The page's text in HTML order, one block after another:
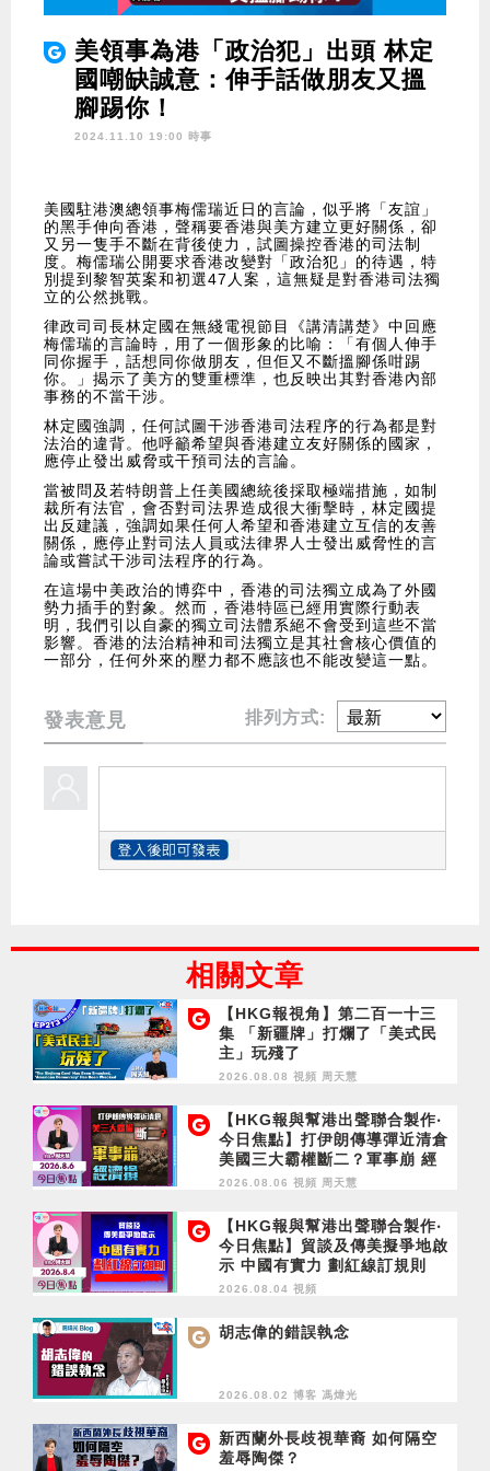
美領事為港「政治犯」出頭 林定
國嘲缺誠意：伸手話做朋友又搵
腳踢你！
2024.11.10 19:00 時事
美國駐港澳總領事梅儒瑞近日的言論，似乎將「友誼」
的黑手伸向香港，聲稱要香港與美方建立更好關係，卻
又另一隻手不斷在背後使力，試圖操控香港的司法制
度。梅儒瑞公開要求香港改變對「政治犯」的待遇，特
別提到黎智英案和初選47人案，這無疑是對香港司法獨
立的公然挑戰。
律政司司長林定國在無綫電視節目《講清講楚》中回應
梅儒瑞的言論時，用了一個形象的比喻：「有個人伸手
同你握手，話想同你做朋友，但佢又不斷搵腳係咁踢
你。」揭示了美方的雙重標準，也反映出其對香港內部
事務的不當干涉。
林定國強調，任何試圖干涉香港司法程序的行為都是對
法治的違背。他呼籲希望與香港建立友好關係的國家，
應停止發出威脅或干預司法的言論。
當被問及若特朗普上任美國總統後採取極端措施，如制
裁所有法官，會否對司法界造成很大衝擊時，林定國提
出反建議，強調如果任何人希望和香港建立互信的友善
關係，應停止對司法人員或法律界人士發出威脅性的言
論或嘗試干涉司法程序的行為。
在這場中美政治的博弈中，香港的司法獨立成為了外國
勢力插手的對象。然而，香港特區已經用實際行動表
明，我們引以自豪的獨立司法體系絕不會受到這些不當
影響。香港的法治精神和司法獨立是其社會核心價值的
一部分，任何外來的壓力都不應該也不能改變這一點。
發表意見 排列方式:
相關文章
【HKG報視角】第二百一十三
集 「新疆牌」打爛了「美式民
主」玩殘了
2026.08.08 視頻 周天慧
【HKG報與幫港出聲聯合製作‧
今日焦點】打伊朗傳導彈近清倉
美國三大霸權斷二？軍事崩 經
濟損
2026.08.06 視頻 周天慧
【HKG報與幫港出聲聯合製作‧
今日焦點】貿談及傳美擬爭地啟
示 中國有實力 劃紅線訂規則
2026.08.04 視頻
胡志偉的錯誤執念
2026.08.02 博客 馮煒光
新西蘭外長歧視華裔 如何隔空
羞辱陶傑？